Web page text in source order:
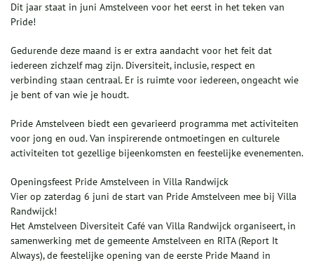
Dit jaar staat in juni Amstelveen voor het eerst in het teken van
Pride!
Gedurende deze maand is er extra aandacht voor het feit dat
iedereen zichzelf mag zijn. Diversiteit, inclusie, respect en
verbinding staan centraal. Er is ruimte voor iedereen, ongeacht wie
je bent of van wie je houdt.
Pride Amstelveen biedt een gevarieerd programma met activiteiten
voor jong en oud. Van inspirerende ontmoetingen en culturele
activiteiten tot gezellige bijeenkomsten en feestelijke evenementen.
Openingsfeest Pride Amstelveen in Villa Randwijck
Vier op zaterdag 6 juni de start van Pride Amstelveen mee bij Villa
Randwijck!
Het Amstelveen Diversiteit Café van Villa Randwijck organiseert, in
samenwerking met de gemeente Amstelveen en RITA (Report It
Always), de feestelijke opening van de eerste Pride Maand in